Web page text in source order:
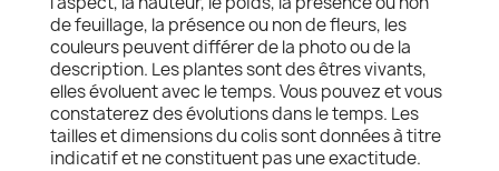
de feuillage, la présence ou non de fleurs, les
couleurs peuvent différer de la photo ou de la
description. Les plantes sont des êtres vivants,
elles évoluent avec le temps. Vous pouvez et vous
constaterez des évolutions dans le temps. Les
tailles et dimensions du colis sont données à titre
indicatif et ne constituent pas une exactitude.